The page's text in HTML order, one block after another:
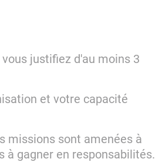
justifiez d'au moins 3
et votre capacité
missions sont amenées à
à gagner en responsabilités.